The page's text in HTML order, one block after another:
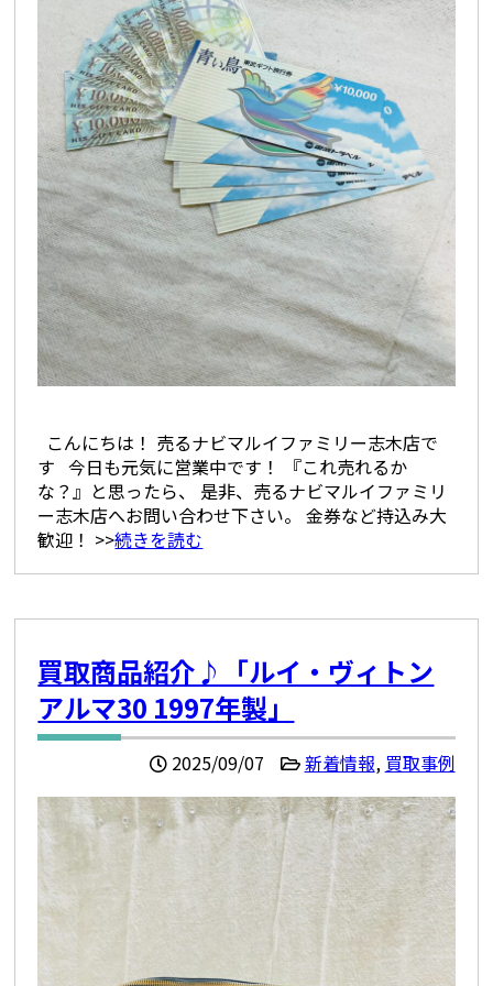
こんにちは！ 売るナビマルイファミリー志木店で
す 今日も元気に営業中です！ 『これ売れるか
な？』と思ったら、 是非、売るナビマルイファミリ
ー志木店へお問い合わせ下さい。 金券など持込み大
歓迎！ >>続きを読む
買取商品紹介♪「ルイ・ヴィトン
アルマ30 1997年製」
2025/09/07 新着情報, 買取事例